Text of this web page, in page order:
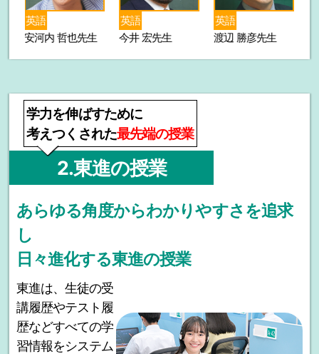
英語
安河内 哲也先生
英語
今井 宏先生
英語
渡辺 勝彦先生
学力を伸ばすために
考えつくされた最先端の授業
2.東進の授業
あらゆる角度からわかりやすさを追求
し
日々進化する東進の授業
東進は、生徒の受
講履歴やテスト履
歴などすべての学
習情報をシステム